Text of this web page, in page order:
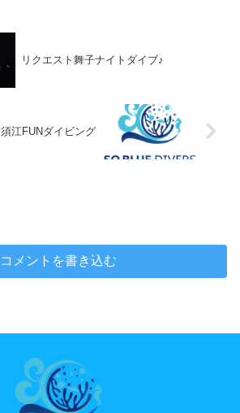
リクエスト舞子ナイトダイブ♪
須江FUNダイビング
コメントを書き込む